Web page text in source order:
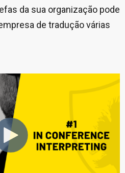
da sua organização pode
de tradução várias